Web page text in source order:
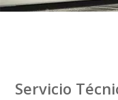
Servicio